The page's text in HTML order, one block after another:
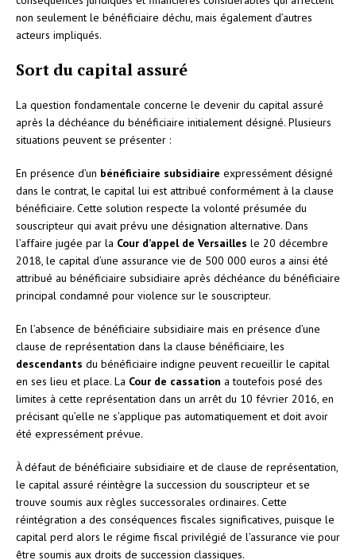
non seulement le bénéficiaire déchu, mais également d’autres
acteurs impliqués.
Sort du capital assuré
La question fondamentale concerne le devenir du capital assuré
après la déchéance du bénéficiaire initialement désigné. Plusieurs
situations peuvent se présenter :
En présence d’un bénéficiaire subsidiaire expressément désigné
dans le contrat, le capital lui est attribué conformément à la clause
bénéficiaire. Cette solution respecte la volonté présumée du
souscripteur qui avait prévu une désignation alternative. Dans
l’affaire jugée par la Cour d’appel de Versailles le 20 décembre
2018, le capital d’une assurance vie de 500 000 euros a ainsi été
attribué au bénéficiaire subsidiaire après déchéance du bénéficiaire
principal condamné pour violence sur le souscripteur.
En l’absence de bénéficiaire subsidiaire mais en présence d’une
clause de représentation dans la clause bénéficiaire, les
descendants du bénéficiaire indigne peuvent recueillir le capital
en ses lieu et place. La Cour de cassation a toutefois posé des
limites à cette représentation dans un arrêt du 10 février 2016, en
précisant qu’elle ne s’applique pas automatiquement et doit avoir
été expressément prévue.
À défaut de bénéficiaire subsidiaire et de clause de représentation,
le capital assuré réintègre la succession du souscripteur et se
trouve soumis aux règles successorales ordinaires. Cette
réintégration a des conséquences fiscales significatives, puisque le
capital perd alors le régime fiscal privilégié de l’assurance vie pour
être soumis aux droits de succession classiques.